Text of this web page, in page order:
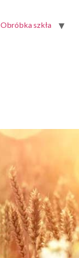
Obróbka szkła